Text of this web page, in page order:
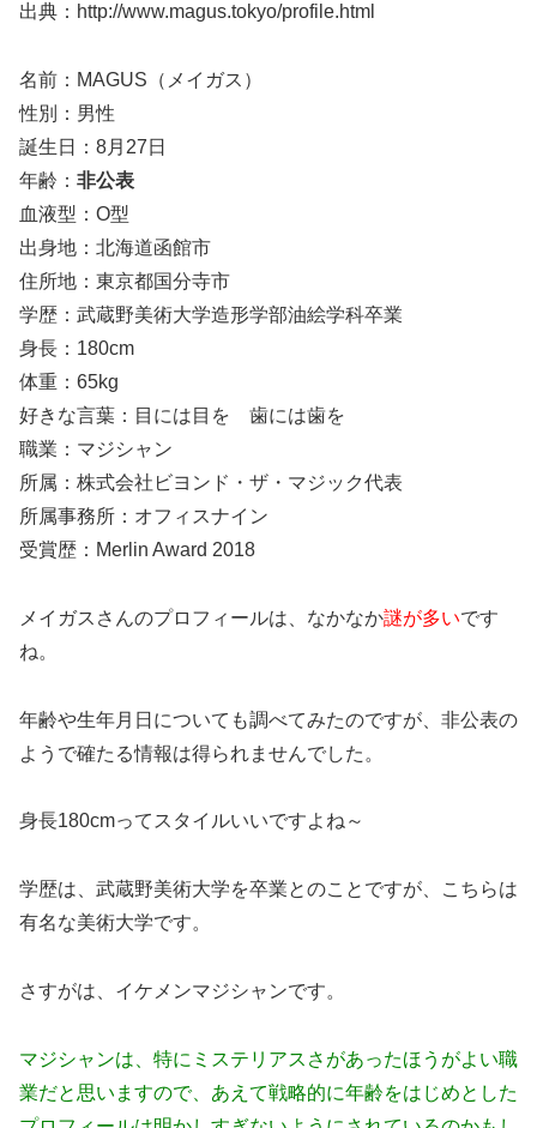
出典：http://www.magus.tokyo/profile.html
名前：MAGUS（メイガス）
性別：男性
誕生日：8月27日
年齢： 非公表
血液型：O型
出身地：北海道函館市
住所地：東京都国分寺市
学歴：武蔵野美術大学造形学部油絵学科卒業
身長：180cm
体重：65kg
好きな言葉：目には目を 歯には歯を
職業：マジシャン
所属：株式会社ビヨンド・ザ・マジック代表
所属事務所：オフィスナイン
受賞歴：Merlin Award 2018
メイガスさんのプロフィールは、なかなか謎が多いです
ね。
年齢や生年月日についても調べてみたのですが、非公表の
ようで確たる情報は得られませんでした。
身長180cmってスタイルいいですよね～
学歴は、武蔵野美術大学を卒業とのことですが、こちらは
有名な美術大学です。
さすがは、イケメンマジシャンです。
マジシャンは、特にミステリアスさがあったほうがよい職
業だと思いますので、あえて戦略的に年齢をはじめとした